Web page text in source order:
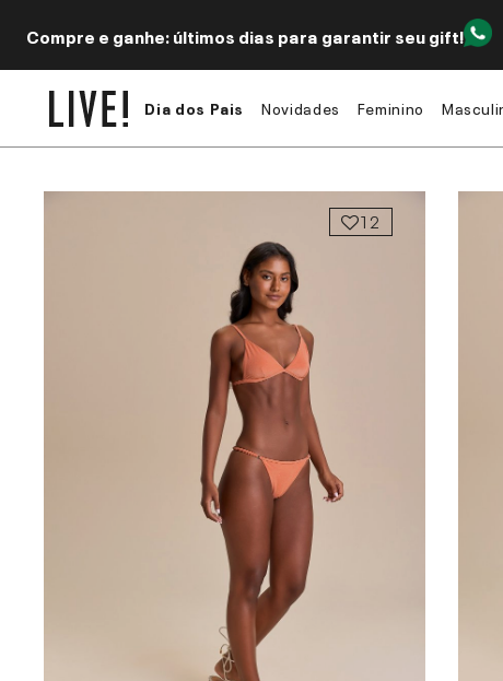
Compre e ganhe: últimos dias para garantir seu gift!
Dia dos Pais Novidades Feminino
12